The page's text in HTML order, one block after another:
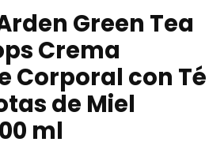
Green Tea
Crema
Corporal con Té
de Miel
ml